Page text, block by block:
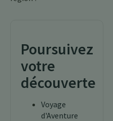
Poursuivez
votre
découverte
Voyage
d'Aventure